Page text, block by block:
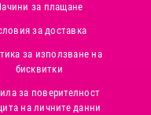
за плащане
за доставка
за използване на
бисквитки
за поверителност
на личните данни